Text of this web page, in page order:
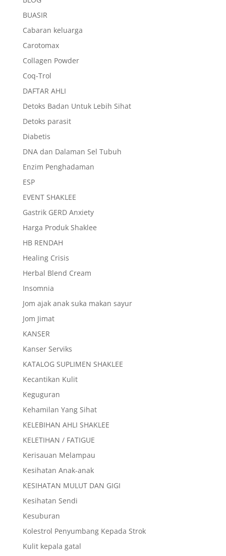
BUASIR
Cabaran keluarga
Carotomax
Collagen Powder
Coq-Trol
DAFTAR AHLI
Detoks Badan Untuk Lebih Sihat
Detoks parasit
Diabetis
DNA dan Dalaman Sel Tubuh
Enzim Penghadaman
ESP
EVENT SHAKLEE
Gastrik GERD Anxiety
Harga Produk Shaklee
HB RENDAH
Healing Crisis
Herbal Blend Cream
Insomnia
Jom ajak anak suka makan sayur
Jom Jimat
KANSER
Kanser Serviks
KATALOG SUPLIMEN SHAKLEE
Kecantikan Kulit
Keguguran
Kehamilan Yang Sihat
KELEBIHAN AHLI SHAKLEE
KELETIHAN / FATIGUE
Kerisauan Melampau
Kesihatan Anak-anak
KESIHATAN MULUT DAN GIGI
Kesihatan Sendi
Kesuburan
Kolestrol Penyumbang Kepada Strok
Kulit kepala gatal